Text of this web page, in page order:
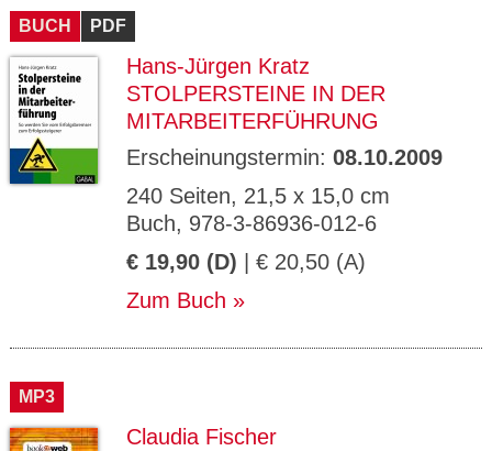
BUCH PDF
Hans-Jürgen Kratz
STOLPERSTEINE IN DER
MITARBEITERFÜHRUNG
Erscheinungstermin: 08.10.2009
240 Seiten, 21,5 x 15,0 cm
Buch, 978-3-86936-012-6
€ 19,90 (D) | € 20,50 (A)
Zum Buch
MP3
Claudia Fischer